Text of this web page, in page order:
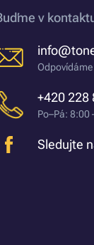
v
+420 228
Po–Pá: 8:00
Sledujte